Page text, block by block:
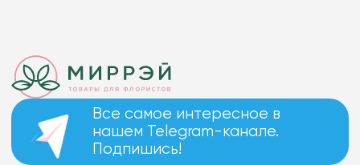
Все самое интересное в
нашем Telegram-канале.
Подпишись!